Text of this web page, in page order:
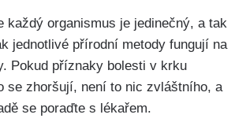
každý organismus ‌je jedinečný, ⁢a tak
jednotlivé přírodní metody ‌fungují na
Pokud ‍příznaky bolesti⁣ v krku
⁣se zhoršují, není to nic ‍zvláštního, a
se poraďte s‍ lékařem.